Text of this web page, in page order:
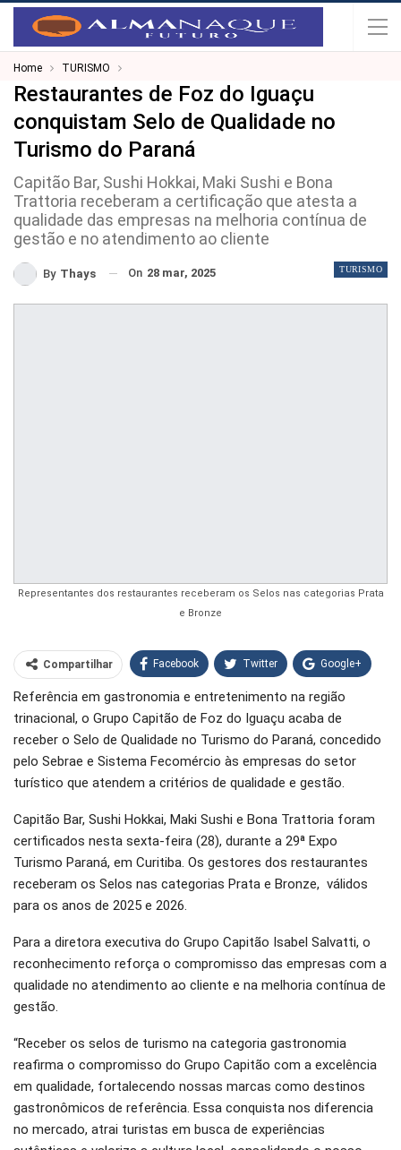
Home TURISMO
Restaurantes de Foz do Iguaçu
conquistam Selo de Qualidade no
Turismo do Paraná
Capitão Bar, Sushi Hokkai, Maki Sushi e Bona
Trattoria receberam a certificação que atesta a
qualidade das empresas na melhoria contínua de
gestão e no atendimento ao cliente
TURISMO
By Thays On 28 mar, 2025
Representantes dos restaurantes receberam os Selos nas categorias Prata
e Bronze
Compartilhar Facebook Twitter Google+
WhatsApp Pinterest
O email
Referência em gastronomia e entretenimento na região
trinacional, o Grupo Capitão de Foz do Iguaçu acaba de
receber o Selo de Qualidade no Turismo do Paraná, concedido
pelo Sebrae e Sistema Fecomércio às empresas do setor
turístico que atendem a critérios de qualidade e gestão.
Capitão Bar, Sushi Hokkai, Maki Sushi e Bona Trattoria foram
certificados nesta sexta-feira (28), durante a 29ª Expo
Turismo Paraná, em Curitiba. Os gestores dos restaurantes
receberam os Selos nas categorias Prata e Bronze, válidos
para os anos de 2025 e 2026.
Para a diretora executiva do Grupo Capitão Isabel Salvatti, o
reconhecimento reforça o compromisso das empresas com a
qualidade no atendimento ao cliente e na melhoria contínua de
gestão.
“Receber os selos de turismo na categoria gastronomia
reafirma o compromisso do Grupo Capitão com a excelência
em qualidade, fortalecendo nossas marcas como destinos
gastronômicos de referência. Essa conquista nos diferencia
no mercado, atrai turistas em busca de experiências